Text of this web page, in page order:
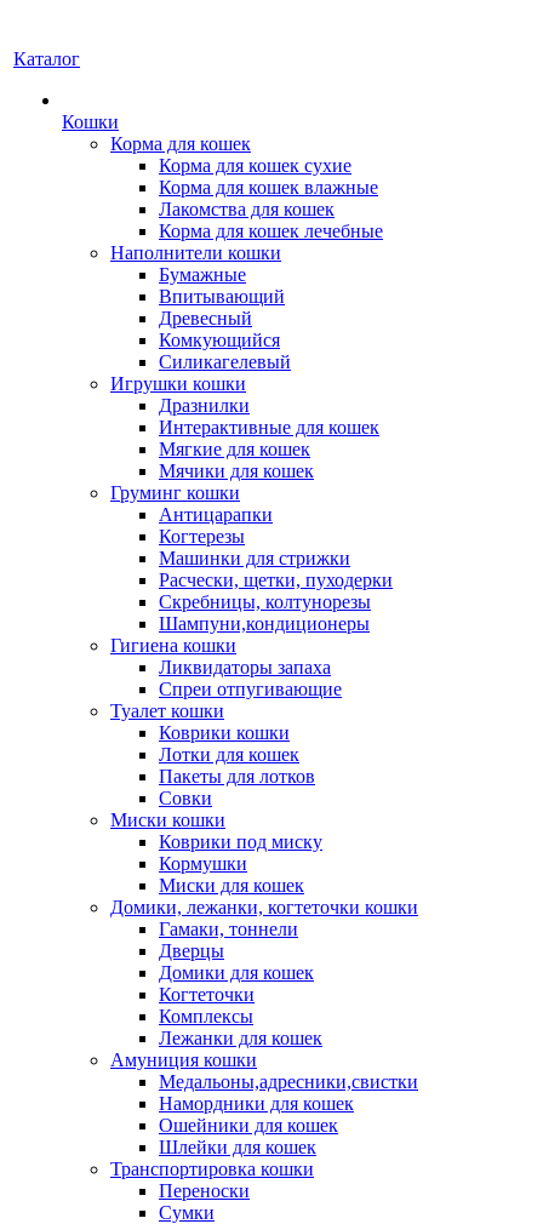
Каталог
Кошки
Корма для кошек
Корма для кошек сухие
Корма для кошек влажные
Лакомства для кошек
Корма для кошек лечебные
Наполнители кошки
Бумажные
Впитывающий
Древесный
Комкующийся
Силикагелевый
Игрушки кошки
Дразнилки
Интерактивные для кошек
Мягкие для кошек
Мячики для кошек
Груминг кошки
Антицарапки
Когтерезы
Машинки для стрижки
Расчески, щетки, пуходерки
Скребницы, колтунорезы
Шампуни,кондиционеры
Гигиена кошки
Ликвидаторы запаха
Спреи отпугивающие
Туалет кошки
Коврики кошки
Лотки для кошек
Пакеты для лотков
Совки
Миски кошки
Коврики под миску
Кормушки
Миски для кошек
Домики, лежанки, когтеточки кошки
Гамаки, тоннели
Дверцы
Домики для кошек
Когтеточки
Комплексы
Лежанки для кошек
Амуниция кошки
Медальоны,адресники,свистки
Намордники для кошек
Ошейники для кошек
Шлейки для кошек
Транспортировка кошки
Переноски
Сумки